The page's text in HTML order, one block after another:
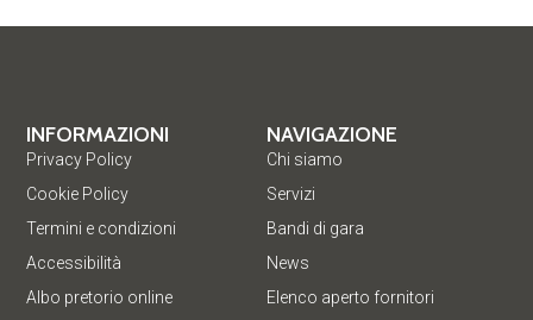
NAVIGAZIONE
Chi siamo
Servizi
Bandi di gara
News
Elenco aperto fornitori
INFORMAZIONI
Privacy Policy
Cookie Policy
Termini e condizioni
Accessibilità
Albo pretorio online